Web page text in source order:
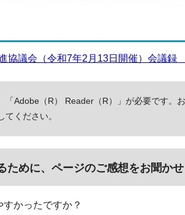
協議会（令和7年2月13日開催）会議録
「Adobe（R） Reader（R）」が必要です。
ください。
ために、ページのご感想をお聞かせ
かったですか？